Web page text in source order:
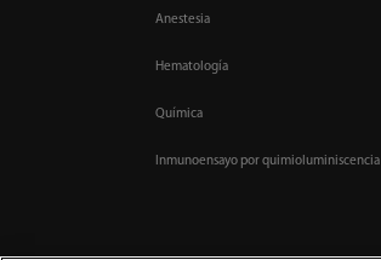
Anestesia
Hematología
Química
Inmunoensayo por quimioluminiscencia